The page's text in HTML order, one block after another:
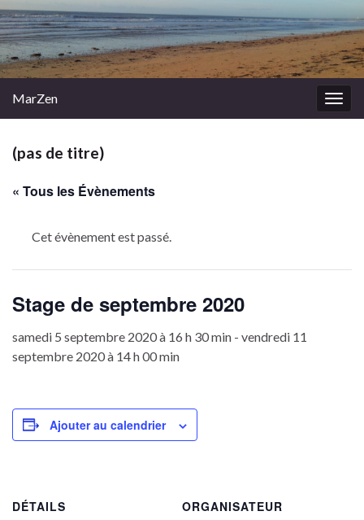
MarZen
(pas de titre)
« Tous les Évènements
Cet évènement est passé.
Stage de septembre 2020
samedi 5 septembre 2020 à 16 h 30 min - vendredi 11
septembre 2020 à 14 h 00 min
Ajouter au calendrier
DÉTAILS
ORGANISATEUR